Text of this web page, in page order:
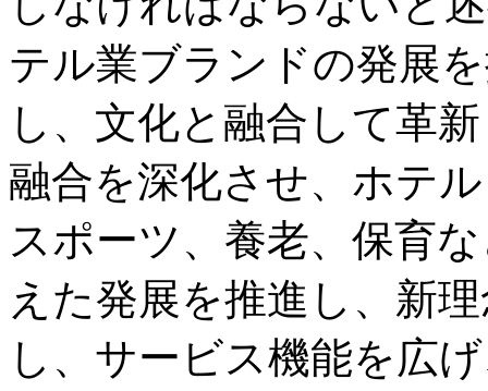
テル業ブランドの発展
し、文化と融合して革
融合を深化させ、ホテ
スポーツ、養老、保育
えた発展を推進し、新
し、サービス機能を広